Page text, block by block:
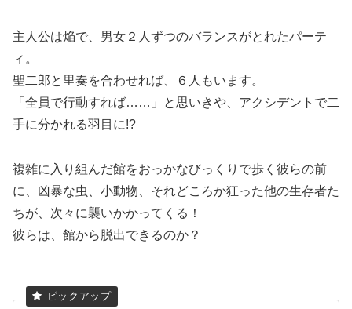
主人公は焔で、男女２人ずつのバランスがとれたパーテ
ィ。
聖二郎と里奏を合わせれば、６人もいます。
「全員で行動すれば……」と思いきや、アクシデントで二
手に分かれる羽目に!?
複雑に入り組んだ館をおっかなびっくりで歩く彼らの前
に、凶暴な虫、小動物、それどころか狂った他の生存者た
ちが、次々に襲いかかってくる！
彼らは、館から脱出できるのか？